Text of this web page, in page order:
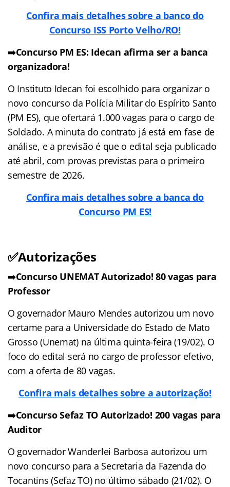
Confira mais detalhes sobre a banco do
Concurso ISS Porto Velho/RO!
➡️Concurso PM ES: Idecan afirma ser a banca
organizadora!
O Instituto Idecan foi escolhido para organizar o
novo concurso da Polícia Militar do Espírito Santo
(PM ES), que ofertará 1.000 vagas para o cargo de
Soldado. A minuta do contrato já está em fase de
análise, e a previsão é que o edital seja publicado
até abril, com provas previstas para o primeiro
semestre de 2026.
Confira mais detalhes sobre a banca do
Concurso PM ES!
✅Autorizações
➡️Concurso UNEMAT Autorizado! 80 vagas para
Professor
O governador Mauro Mendes autorizou um novo
certame para a Universidade do Estado de Mato
Grosso (Unemat) na última quinta-feira (19/02). O
foco do edital será no cargo de professor efetivo,
com a oferta de 80 vagas.
Confira mais detalhes sobre a autorização!
➡️Concurso Sefaz TO Autorizado! 200 vagas para
Auditor
O governador Wanderlei Barbosa autorizou um
novo concurso para a Secretaria da Fazenda do
Tocantins (Sefaz TO) no último sábado (21/02). O